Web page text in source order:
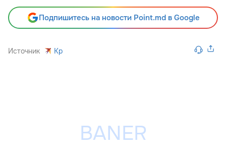
Подпишитесь на новости Point.md в Google
Источник Kp